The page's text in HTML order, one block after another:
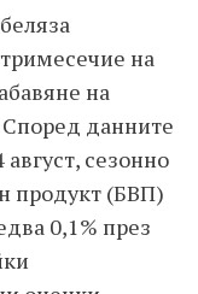
на
на
Според данните
сезонно
продукт (БВП)
0,1% през